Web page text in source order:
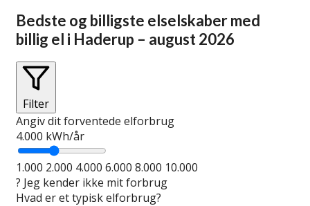
Bedste og billigste elselskaber med
billig el i Haderup – august 2026
Filter
Angiv dit forventede elforbrug
4.000 kWh/år
1.000 2.000 4.000 6.000 8.000 10.000
? Jeg kender ikke mit forbrug
Hvad er et typisk elforbrug?